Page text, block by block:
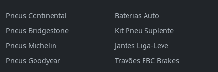
Pneus Continental
Pneus Bridgestone
Pneus Michelin
Pneus Goodyear
Baterias Auto
Kit Pneu Suplente
Jantes Liga-Leve
Travões EBC Brakes